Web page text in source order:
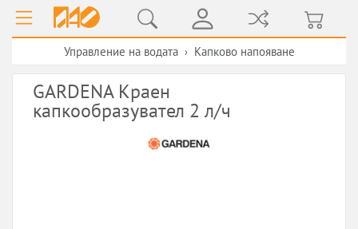
Управление на водата › Kапково напояване
GARDENA Краен
капкообразувател 2 л/ч